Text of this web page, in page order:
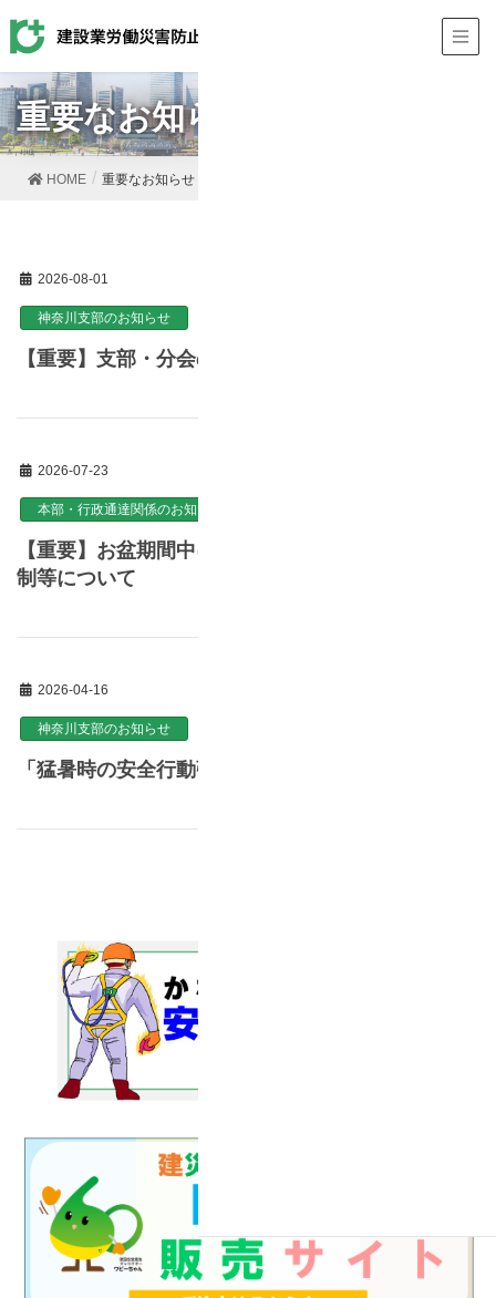
重要なお知らせ
HOME 重要なお知らせ
2026-08-01
神奈川支部のお知らせ
【重要】支部・分会の夏期休業期間について
2026-07-23
本部・行政通達関係のお知らせ
【重要】お盆期間中における図書・用品受注発送体
制等について
2026-04-16
神奈川支部のお知らせ
「猛暑時の安全行動強化期間」について